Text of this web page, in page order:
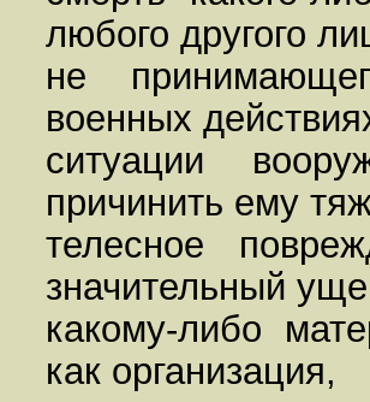
любого другого
не
военных
ситуации
причинить ему
телесное
значительный
какому-либо
как организация,